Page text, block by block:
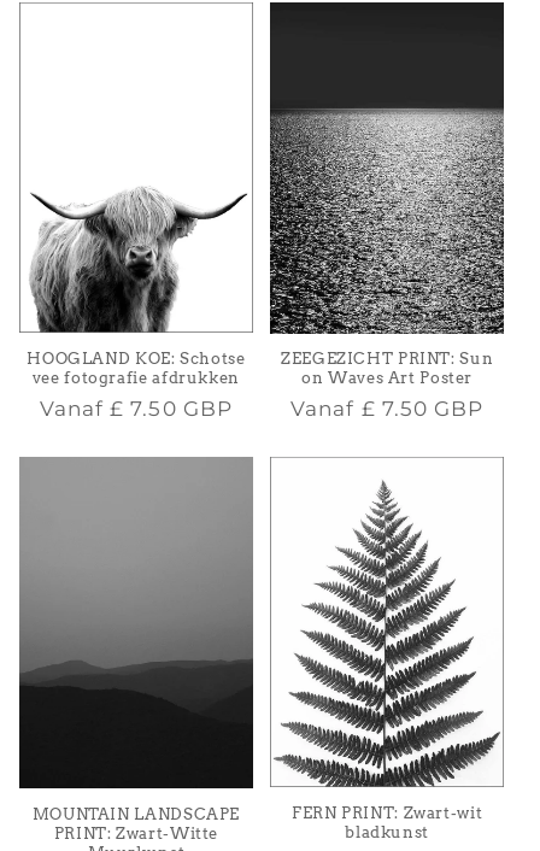
HOOGLAND KOE: Schotse
vee fotografie afdrukken
Normale
Vanaf£ 7.50 GBP
ZEEGEZICHT PRINT: Sun
on Waves Art Poster
Normale
Vanaf £ 7.50 GBP
MOUNTAIN LANDSCAPE
PRINT: Zwart-Witte
FERN PRINT: Zwart-wit
bladkunst